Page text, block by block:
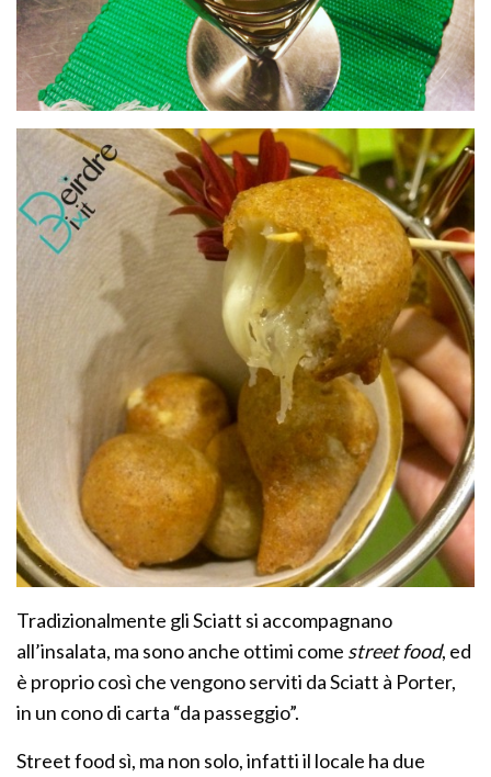
Tradizionalmente gli Sciatt si accompagnano
all’insalata, ma sono anche ottimi come street food, ed
è proprio così che vengono serviti da Sciatt à Porter,
in un cono di carta “da passeggio”.
Street food sì, ma non solo, infatti il locale ha due